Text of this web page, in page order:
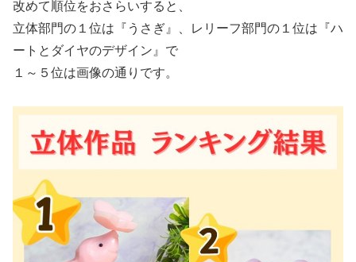
改めて順位をおさらいすると、
立体部門の１位は『うさぎ』、レリーフ部門の１位は『ハ
ートとダイヤのデザイン』で
１～５位は画像の通りです。